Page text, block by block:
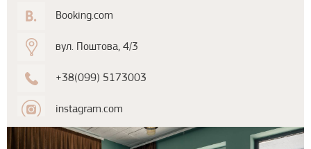
Booking.com
вул. Поштова, 4/3
+38(099) 5173003
instagram.com